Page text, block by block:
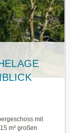
mit
m² großen